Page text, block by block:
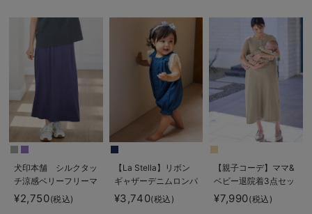
犬印本舗 シルクタッ
チ涼感ベリーフリーマ
キシスカート マタニ
ティ・産後【出産後も
¥2,750(税込)
【La Stella】リボン
ギャザーデニムロンパ
ース
¥3,740(税込)
【親子コーデ】ママ&
ベビー退院着3点セッ
ト 出産準備 ギフ
ト マタニティ・産後
¥7,990(税込)